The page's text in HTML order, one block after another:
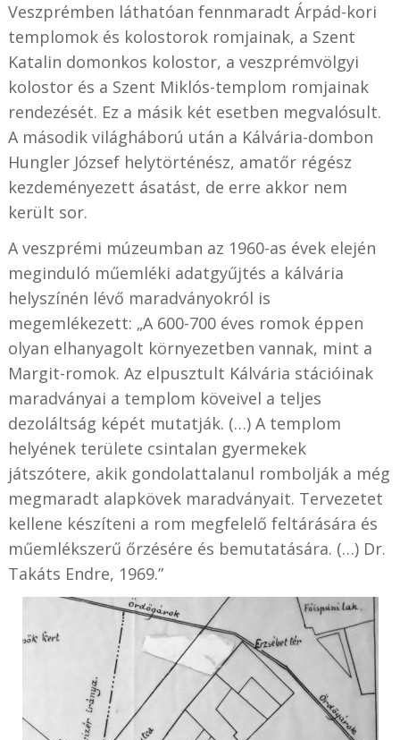
Veszprémben láthatóan fennmaradt Árpád-kori
templomok és kolostorok romjainak, a Szent
Katalin domonkos kolostor, a veszprémvölgyi
kolostor és a Szent Miklós-templom romjainak
rendezését. Ez a másik két esetben megvalósult.
A második világháború után a Kálvária-dombon
Hungler József helytörténész, amatőr régész
kezdeményezett ásatást, de erre akkor nem
került sor.
A veszprémi múzeumban az 1960-as évek elején
meginduló műemléki adatgyűjtés a kálvária
helyszínén lévő maradványokról is
megemlékezett: „A 600-700 éves romok éppen
olyan elhanyagolt környezetben vannak, mint a
Margit-romok. Az elpusztult Kálvária stációinak
maradványai a templom köveivel a teljes
dezoláltság képét mutatják. (…) A templom
helyének területe csintalan gyermekek
játszótere, akik gondolattalanul rombolják a még
megmaradt alapkövek maradványait. Tervezetet
kellene készíteni a rom megfelelő feltárására és
műemlékszerű őrzésére és bemutatására. (…) Dr.
Takáts Endre, 1969.”